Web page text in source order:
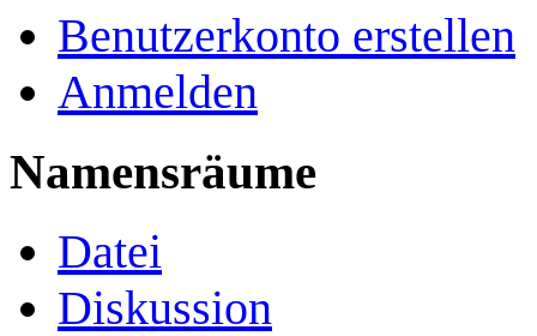
Benutzerkonto erstellen
Anmelden
Namensräume
Datei
Diskussion